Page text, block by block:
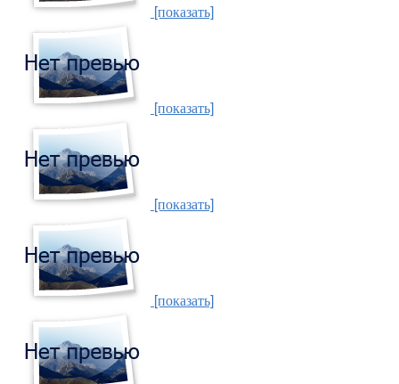
[показать]
[показать]
[показать]
[показать]